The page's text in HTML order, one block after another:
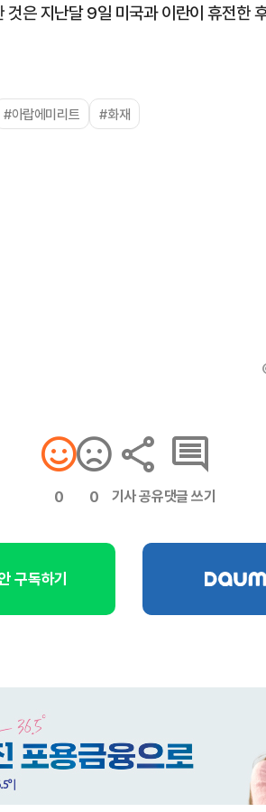
은 지난달 9일 미국과 이란이 휴전한
#아랍에미리트 #화재
0 0 기사 공유댓글 쓰기
구독하기